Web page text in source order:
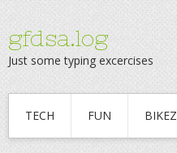
gfdsa.log
Just some typing excercises
TECH FUN BIKEZ